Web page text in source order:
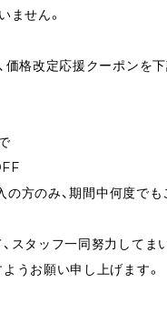
ません。
価格改定応援クーポンを
方のみ、期間中何度でも
スタッフ一同努力してま
うお願い申し上げます。